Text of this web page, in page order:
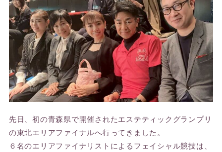
先日、初の青森県で開催されたエステティックグランプリ
の東北エリアファイナルへ行ってきました。
６名のエリアファイナリストによるフェイシャル競技は、